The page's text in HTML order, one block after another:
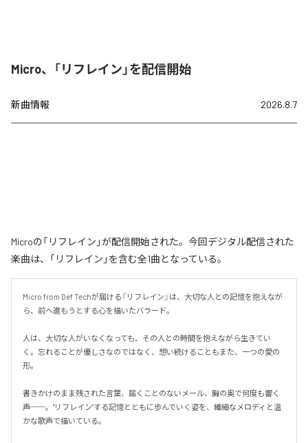
Micro、「リフレイン」を配信開始
新曲情報 2026.8.7
Microの「リフレイン」が配信開始された。今回デジタル配信された
楽曲は、「リフレイン」を含む全1曲となっている。
Micro from Def Techが届ける『リフレイン』は、大切な人との記憶を抱えなが
ら、前へ進もうとする心を描いたバラード。
人は、大切な人がいなくなっても、その人との時間を抱えながら生きてい
く。忘れることが優しさなのではなく、想い続けることもまた、一つの愛の
形。
書きかけのまま残された言葉、届くことのないメール、胸の奥で何度も響く
声──。"リフレイン"する記憶とともに歩んでいく姿を、繊細なメロディと温
かな歌声で描いている。